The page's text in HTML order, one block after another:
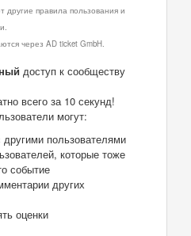
другие правила пользования и
через AD ticket GmbH.
доступ к сообществу
всего за 10 секунд!
могут:
другими пользователями
которые тоже
событие
других
оценки